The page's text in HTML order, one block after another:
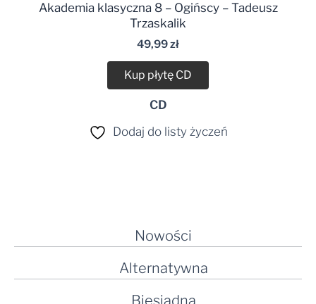
Nowości
Alternatywna
Akademia klasyczna 8 – Ogińscy – Tadeusz
Trzaskalik
49,99zł
Kup płytę CD
CD
Dodaj do listy życzeń